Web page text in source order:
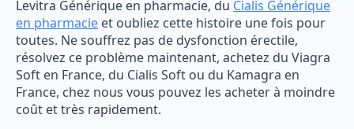
Levitra Générique en pharmacie, du Cialis Générique
en pharmacie et oubliez cette histoire une fois pour
toutes. Ne souffrez pas de dysfonction érectile,
résolvez ce problème maintenant, achetez du Viagra
Soft en France, du Cialis Soft ou du Kamagra en
France, chez nous vous pouvez les acheter à moindre
coût et très rapidement.